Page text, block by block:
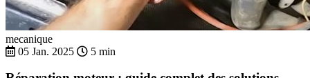
mecanique
05 Jan. 2025
5 min